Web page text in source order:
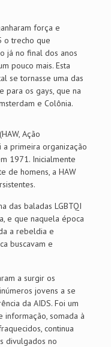
força e
o trecho que
já no final dos anos
pouco mais. Esta
se tornasse uma das
para os gays, que na
e Colônia.
(HAW, Ação
primeira organização
1971. Inicialmente
de homens, a HAW
das baladas LGBTQI
e que naquela época
a rebeldia e
buscavam e
a surgir os
jovens a se
da AIDS. Foi um
somada à
continua
divulgados no